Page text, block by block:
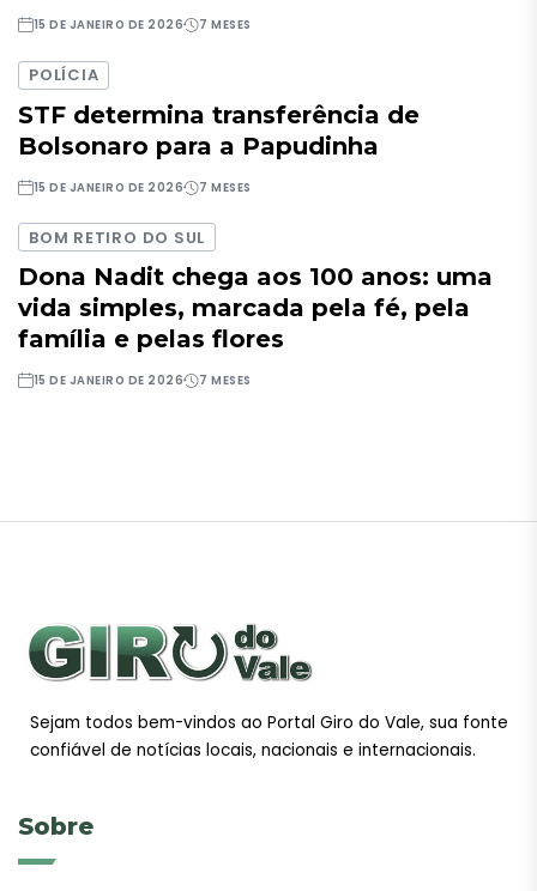
15 DE JANEIRO DE 2026 7 MESES
POLÍCIA
STF determina transferência de
Bolsonaro para a Papudinha
15 DE JANEIRO DE 2026 7 MESES
BOM RETIRO DO SUL
Dona Nadit chega aos 100 anos: uma
vida simples, marcada pela fé, pela
família e pelas flores
15 DE JANEIRO DE 2026 7 MESES
Sejam todos bem-vindos ao Portal Giro do Vale, sua fonte
confiável de notícias locais, nacionais e internacionais.
Sobre